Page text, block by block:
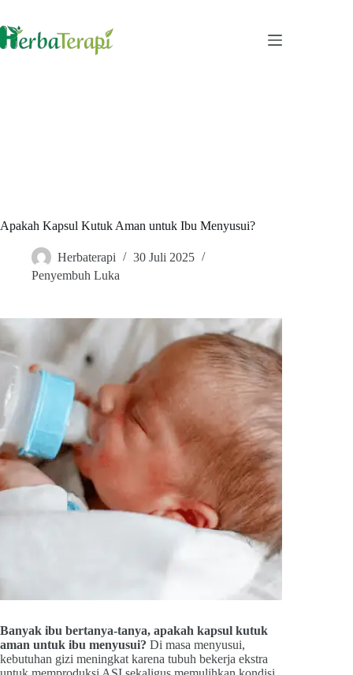
content
Apakah Kapsul Kutuk Aman untuk Ibu Menyusui?
Herbaterapi
30 Juli 2025
Penyembuh Luka
Banyak ibu bertanya-tanya, apakah kapsul kutuk
aman untuk ibu menyusui? Di masa menyusui,
kebutuhan gizi meningkat karena tubuh bekerja ekstra